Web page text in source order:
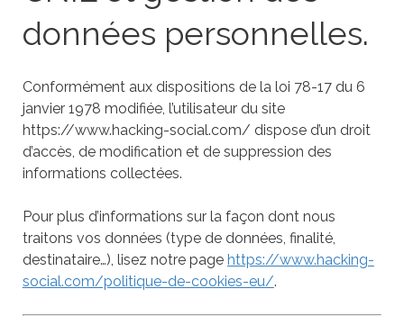
données personnelles.
Conformément aux dispositions de la loi 78-17 du 6
janvier 1978 modifiée, l’utilisateur du site
https://www.hacking-social.com/ dispose d’un droit
d’accès, de modification et de suppression des
informations collectées.
Pour plus d’informations sur la façon dont nous
traitons vos données (type de données, finalité,
destinataire…), lisez notre page https://www.hacking-
social.com/politique-de-cookies-eu/.